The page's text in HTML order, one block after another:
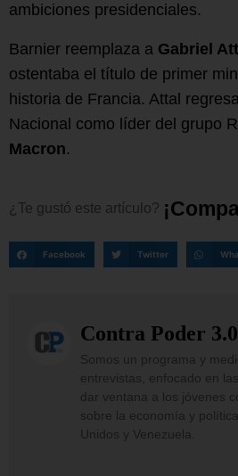
ambiciones presidenciales.
Barnier reemplaza a Gabriel
ostentaba el título de primer
historia de Francia. Attal
Nacional como líder del grupo
Macron.
¿Te gustó este artículo? ¡Comp
Facebook Twitter
Contra Poder 3.0
Somos un programa y
entrevistas, enfocado en
dar ventana a los jóvenes
sobre la economía y
Unidos y Venezuela.